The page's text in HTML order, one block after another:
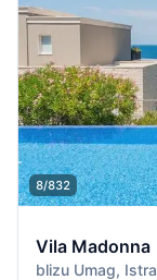
8/832
Vila Madonna
blizu Umag, Istra